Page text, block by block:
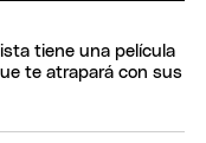
tiene una película
te atrapará con sus